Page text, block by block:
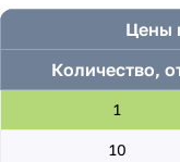
Цены
Количество,
1
10